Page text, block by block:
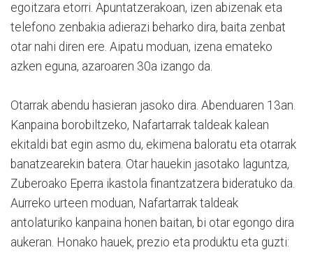
egoitzara etorri. Apuntatzerakoan, izen abizenak eta
telefono zenbakia adierazi beharko dira, baita zenbat
otar nahi diren ere. Aipatu moduan, izena emateko
azken eguna, azaroaren 30a izango da.
Otarrak abendu hasieran jasoko dira. Abenduaren 13an.
Kanpaina borobiltzeko, Nafartarrak taldeak kalean
ekitaldi bat egin asmo du, ekimena baloratu eta otarrak
banatzearekin batera. Otar hauekin jasotako laguntza,
Zuberoako Eperra ikastola finantzatzera bideratuko da.
Aurreko urteen moduan, Nafartarrak taldeak
antolaturiko kanpaina honen baitan, bi otar egongo dira
aukeran. Honako hauek, prezio eta produktu eta guzti: